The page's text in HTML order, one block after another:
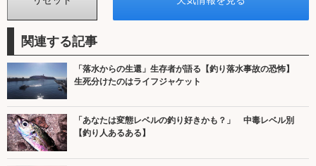
関連する記事
「落水からの生還」生存者が語る【釣り落水事故の恐怖】
生死分けたのはライフジャケット
「あなたは変態レベルの釣り好きかも？」 中毒レベル別
【釣り人あるある】